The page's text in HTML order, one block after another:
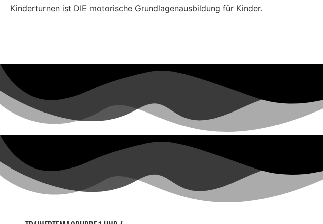
Kinderturnen ist DIE motorische Grundlagenausbildung für Kinder.